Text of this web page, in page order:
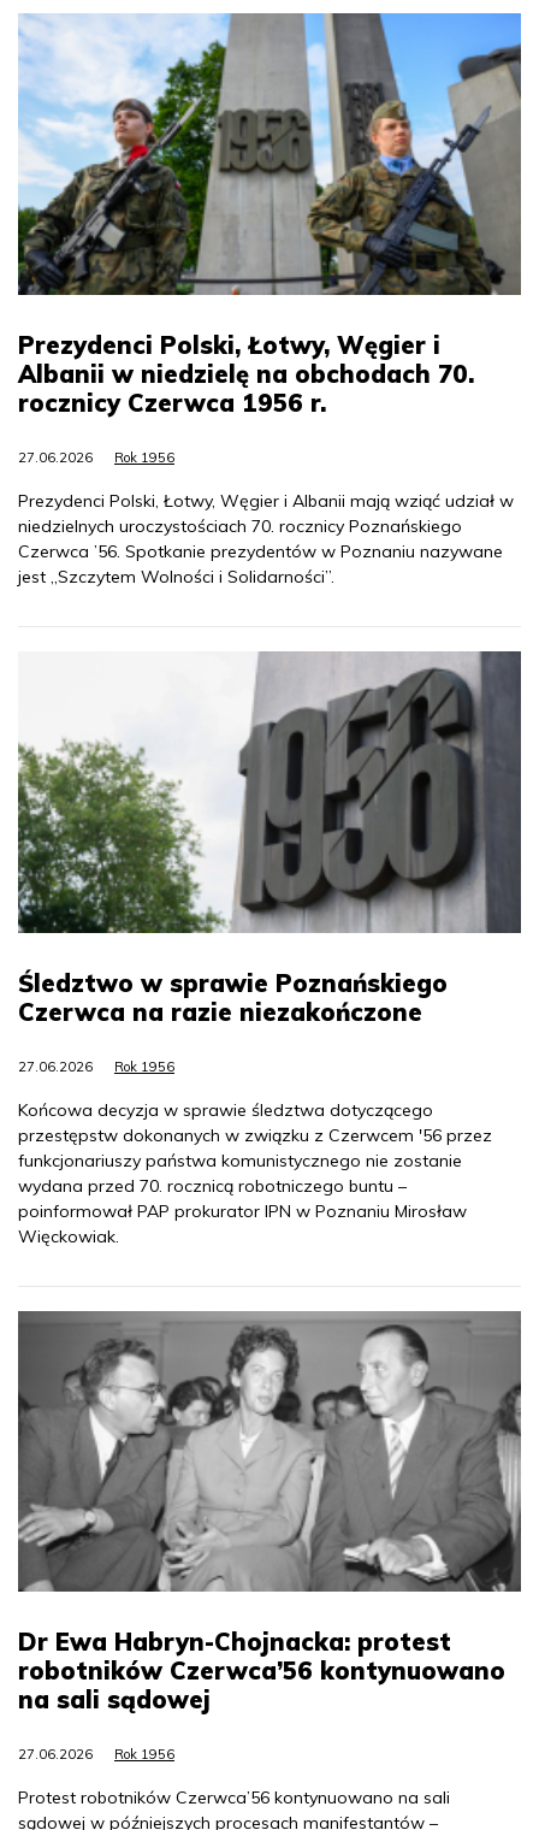
Prezydenci Polski, Łotwy, Węgier i
Albanii w niedzielę na obchodach 70.
rocznicy Czerwca 1956 r.
27.06.2026 Rok 1956
Prezydenci Polski, Łotwy, Węgier i Albanii mają wziąć udział w
niedzielnych uroczystościach 70. rocznicy Poznańskiego
Czerwca ’56. Spotkanie prezydentów w Poznaniu nazywane
jest „Szczytem Wolności i Solidarności”.
Śledztwo w sprawie Poznańskiego
Czerwca na razie niezakończone
27.06.2026 Rok 1956
Końcowa decyzja w sprawie śledztwa dotyczącego
przestępstw dokonanych w związku z Czerwcem '56 przez
funkcjonariuszy państwa komunistycznego nie zostanie
wydana przed 70. rocznicą robotniczego buntu –
poinformował PAP prokurator IPN w Poznaniu Mirosław
Więckowiak.
Dr Ewa Habryn-Chojnacka: protest
robotników Czerwca’56 kontynuowano
na sali sądowej
27.06.2026 Rok 1956
Protest robotników Czerwca’56 kontynuowano na sali
sądowej w późniejszych procesach manifestantów –